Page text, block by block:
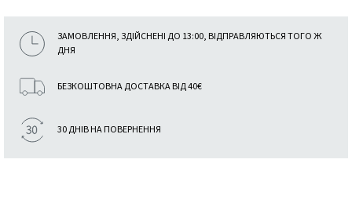
ЗАМОВЛЕННЯ, ЗДІЙСНЕНІ ДО 13:00, ВІДПРАВЛЯЮТЬСЯ ТОГО Ж
ДНЯ
БЕЗКОШТОВНА ДОСТАВКА ВІД 40€
30 ДНІВ НА ПОВЕРНЕННЯ